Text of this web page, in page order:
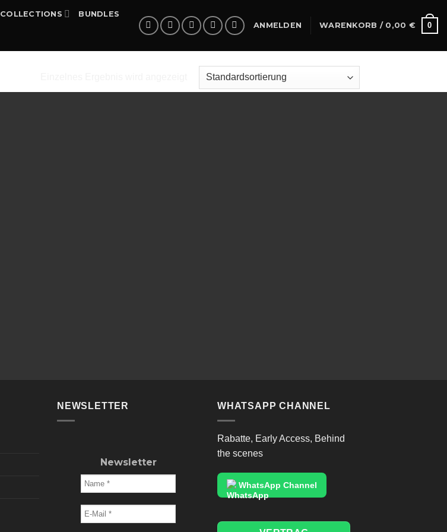
COLLECTIONS BUNDLES
ANMELDEN WARENKORB / 0,00 € 0
NEWSLETTER
Newsletter
WHATSAPP CHANNEL
Rabatte, Early Access, Behind
the scenes
WhatsApp Channel